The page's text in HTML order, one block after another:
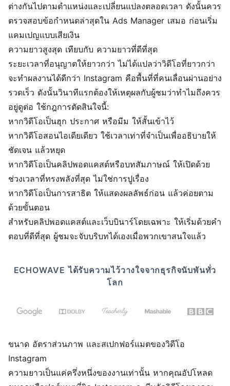
ต่างกันไปตามตำแหน่งและเปลี่ยนแปลงตลอดเวลา ดังนั้นควร
ตรวจสอบข้อกำหนดล่าสุดใน Ads Manager เสมอ ก่อนเริ่ม
แคมเปญแบบเสียเงิน
ความยาวสูงสุด เทียบกับ ความยาวที่ดีที่สุด
ระยะเวลาที่อนุญาตให้ยาวกว่า ไม่ได้แปลว่าวิดีโอที่ยาวกว่า
จะทำผลงานได้ดีกว่า Instagram คือพื้นที่ที่คนเลื่อนผ่านอย่าง
รวดเร็ว ดังนั้นวินาทีแรกต้องให้เหตุผลกับผู้ชมว่าทำไมถึงควร
อยู่ดูต่อ ใช้กฎการตัดสินใจนี้:
หากวิดีโอเป็นฮุก ประกาศ หรือมีม ให้สั้นเข้าไว้
หากวิดีโอสอนไอเดียเดียว ใช้เวลาเท่าที่จำเป็นเพื่ออธิบายให้
ชัดเจน แล้วหยุด
หากวิดีโอเป็นคลิปพอดแคสต์หรือบทสัมภาษณ์ ให้เปิดด้วย
ช่วงเวลาที่ทรงพลังที่สุด ไม่ใช่การปูเรื่อง
หากวิดีโอเป็นการสาธิต ให้แสดงผลลัพธ์ก่อน แล้วค่อยตาม
ด้วยขั้นตอน
สำหรับคลิปพอดแคสต์และเว็บบินาร์โดยเฉพาะ ให้เริ่มด้วยคำ
ตอบที่ดีที่สุด ผู้ชมจะจับบริบทได้เองเมื่อพวกเขาสนใจแล้ว
ECHOWAVE ได้รับความไว้วางใจจากธุรกิจนับพันทั่ว
โลก
ขนาด อัตราส่วนภาพ และสเปกฟอร์แมตของวิดีโอ
Instagram
ความยาวเป็นแค่ครึ่งหนึ่งของงานเท่านั้น หากคุณอัปโหลด